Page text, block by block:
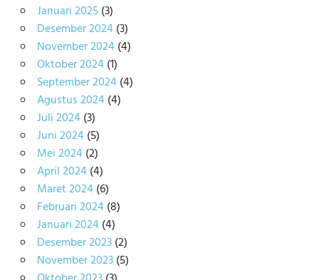
Januari 2025(3)
Desember 2024(3)
November 2024(4)
Oktober 2024(1)
September 2024(4)
Agustus 2024(4)
Juli 2024(3)
Juni 2024(5)
Mei 2024(2)
April 2024(4)
Maret 2024(6)
Februari 2024(8)
Januari 2024(4)
Desember 2023(2)
November 2023(5)